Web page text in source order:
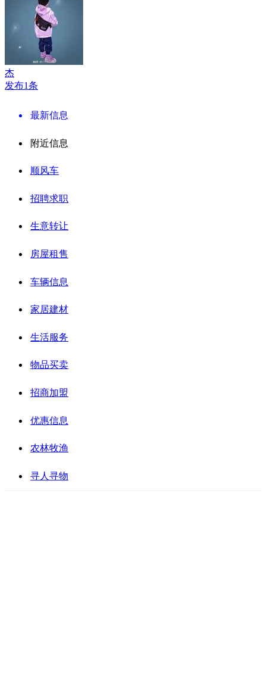
杰
发布1条
最新信息
附近信息
顺风车
招聘求职
生意转让
房屋租售
车辆信息
家居建材
生活服务
物品买卖
招商加盟
优惠信息
农林牧渔
寻人寻物